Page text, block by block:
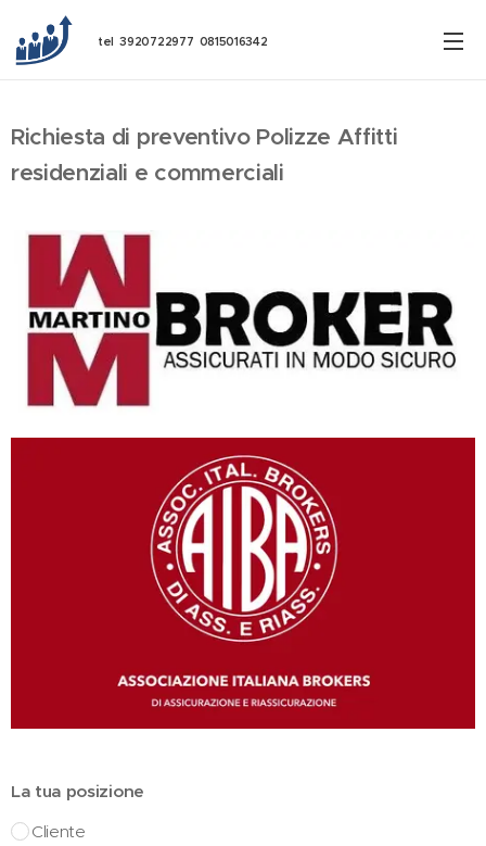
tel 3920722977 0815016342
Richiesta di preventivo Polizze Affitti
residenziali e commerciali
La tua posizione
Cliente